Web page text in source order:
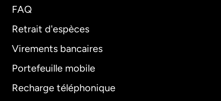
FAQ
Retrait d'espèces
Virements bancaires
Portefeuille mobile
Recharge téléphonique